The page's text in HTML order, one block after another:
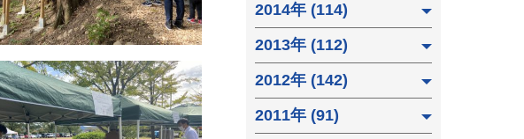
2014年 (114)
2013年 (112)
2012年 (142)
2011年 (91)